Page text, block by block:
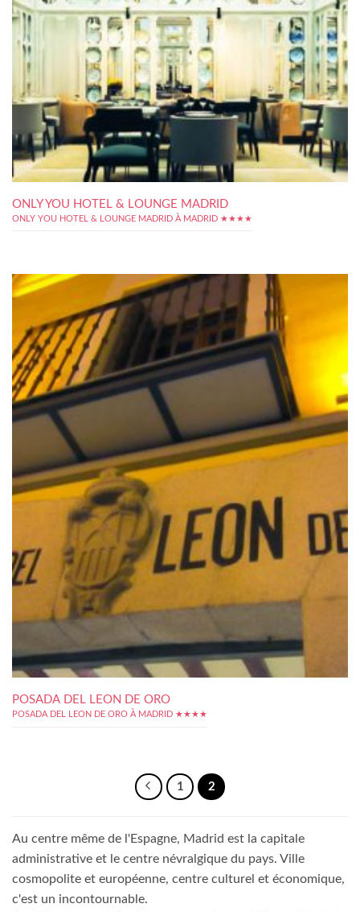
ONLY YOU HOTEL & LOUNGE MADRID
ONLY YOU HOTEL & LOUNGE MADRID À MADRID ★★★★
POSADA DEL LEON DE ORO
POSADA DEL LEON DE ORO À MADRID ★★★★
1 2
Au centre même de l'Espagne, Madrid est la capitale
administrative et le centre névralgique du pays. Ville
cosmopolite et européenne, centre culturel et économique,
c'est un incontournable.